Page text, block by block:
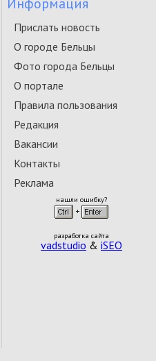
Прислать новость
О городе Бельцы
Фото города Бельцы
О портале
Правила пользования
Редакция
Вакансии
Контакты
Реклама
нашли ошибку?
разработка сайта
vadstudio & iSEO